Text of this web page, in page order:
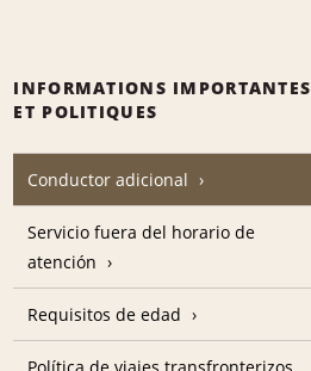
INFORMATIONS IMPORTANTES
ET POLITIQUES
Conductor adicional
Servicio fuera del horario de
atención
Requisitos de edad